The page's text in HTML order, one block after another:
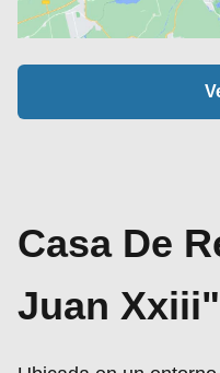
Casa De
Juan Xxiii"